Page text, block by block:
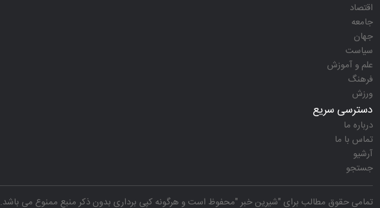
اقتصاد
جامعه
جهان
سیاست
علم و آموزش
فرهنگ
ورزش
دسترسی سریع
درباره ما
تماس با ما
آرشیو
جستجو
تمامی حقوق مطالب برای "شیرین خبر"محفوظ است و هرگونه کپی برداری بدون ذکر منبع ممنوع می باشد.